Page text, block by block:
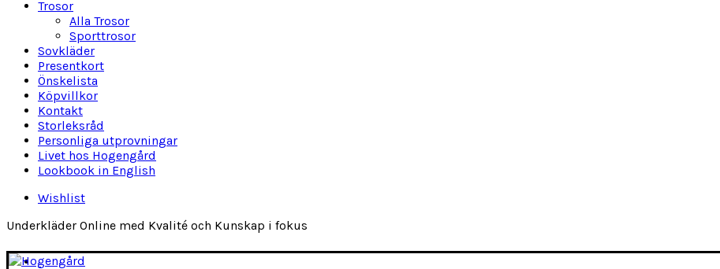
Trosor
Alla Trosor
Sporttrosor
Sovkläder
Presentkort
Önskelista
Köpvillkor
Kontakt
Storleksråd
Personliga utprovningar
Livet hos Hogengård
Lookbook in English
Wishlist
Underkläder Online med Kvalité och Kunskap i fokus